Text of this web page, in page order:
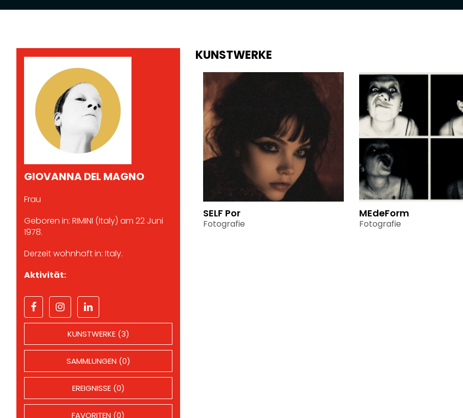
GIOVANNA DEL MAGNO
Frau
Geboren in: RIMINI (Italy) am 22 Juni
1978.
Derzeit wohnhaft in: Italy.
Aktivität:
KUNSTWERKE (3)
SAMMLUNGEN (0)
EREIGNISSE (0)
FAVORITEN (0)
KUNSTWERKE
SELF Por
Fotografie
MEdeForm
Fotografie